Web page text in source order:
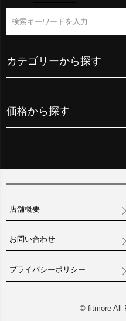
カテゴリーから探す
価格から探す
店舗概要
お問い合わせ
プライバシーポリシー
© fitmore All